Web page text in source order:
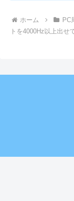
ホーム PC
トを4000Hz以上出せ